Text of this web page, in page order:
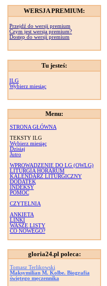
WERSJA PREMIUM:
Przejdź do wersji premium
Czym jest wersja premium?
Dostęp do wersji premium
Tu jesteś:
ILG
Wybierz miesiąc
Menu:
STRONA GŁÓWNA
TEKSTY ILG
Wybierz miesiąc
Dzisiaj
Jutro
WPROWADZENIE DO LG (OWLG)
LITURGIA HORARUM
KALENDARZ LITURGICZNY
DODATEK
INDEKSY
POMOC
CZYTELNIA
ANKIETA
LINKI
WASZE LISTY
CO NOWEGO?
gloria24.pl poleca:
Tomasz Terlikowski
Maksymilian M. Kolbe. Biografia
świętego męczennika